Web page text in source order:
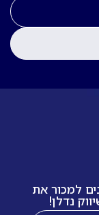
למכור את
נדלן!